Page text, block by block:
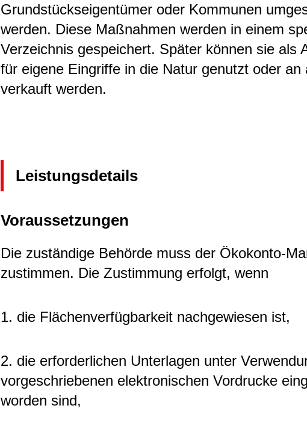
Grundstückseigentümer oder Kommunen
werden. Diese Maßnahmen werden in einem
Verzeichnis gespeichert. Später können sie als
für eigene Eingriffe in die Natur genutzt oder an
verkauft werden.
Leistungsdetails
Voraussetzungen
Die zuständige Behörde muss der Ökokonto-
zustimmen. Die Zustimmung erfolgt, wenn
1. die Flächenverfügbarkeit nachgewiesen ist,
2. die erforderlichen Unterlagen unter
vorgeschriebenen elektronischen Vordrucke
worden sind,